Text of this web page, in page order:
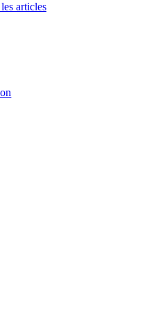
articles